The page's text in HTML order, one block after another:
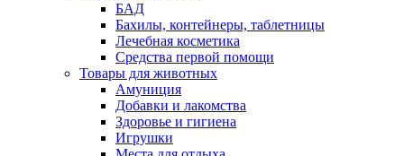
БАД
Бахилы, контейнеры, таблетницы
Лечебная косметика
Средства первой помощи
Товары для животных
Амуниция
Добавки и лакомства
Здоровье и гигиена
Игрушки